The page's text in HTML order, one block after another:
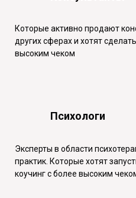
Которые активно продают
других сферах и хотят
высоким чеком
Психологи
Эксперты в области
практик. Которые хотят
коучинг с более высоким